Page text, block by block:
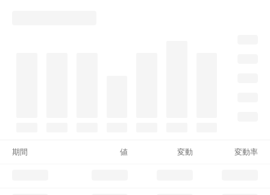
期間 値 変動 変動率